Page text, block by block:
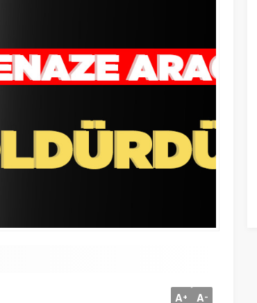
A+ A-